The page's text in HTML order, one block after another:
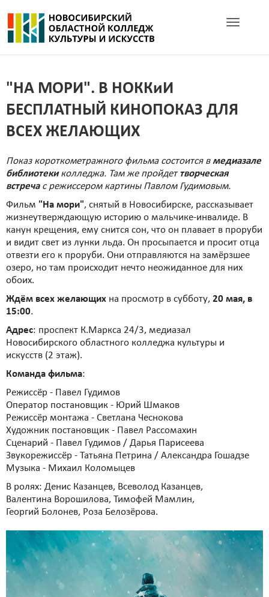
Toggle
"НА МОРИ". В НОККиИ
БЕСПЛАТНЫЙ КИНОПОКАЗ ДЛЯ
ВСЕХ ЖЕЛАЮЩИХ
Показ короткометражного фильма состоится вмедиазале
библиотекиколледжа. Там же пройдеттворческая
встречас режиссером картины Павлом Гудимовым.
Фильм "На мори", снятый в Новосибирске, рассказывает
жизнеутверждающую историю о мальчике-инвалиде. В
канун крещения, ему снится сон, что он плавает в проруби
и видит свет из лунки льда. Он просыпается и просит отца
отвезти его к проруби. Они отправляются на замёрзшее
озеро, но там происходит нечто неожиданное для них
обоих.
Ждём всех желающих на просмотр в субботу, 20 мая, в
15:00.
Адрес: проспект К.Маркса 24/3, медиазал
Новосибирского областного колледжа культуры и
искусств (2 этаж).
Команда фильма:
Режиссёр - Павел Гудимов
Оператор постановщик - Юрий Шмаков
Режиссёр монтажа - Светлана Чеснокова
Художник постановщик - Павел Рассомахин
Сценарий - Павел Гудимов / Дарья Парисеева
Звукорежиссёр - Татьяна Петрина / Александра Гошадзе
Музыка - Михаил Коломыцев
В ролях: Денис Казанцев, Всеволод Казанцев,
Валентина Ворошилова, Тимофей Мамлин,
Георгий Болонев, Роза Белозёрова.